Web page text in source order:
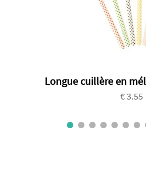
Longue cuillère en
€ 3.55